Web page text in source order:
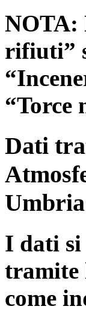
NOTA:
rifiuti”
“Torce
Dati
Umbria
I dati si
tramite
come